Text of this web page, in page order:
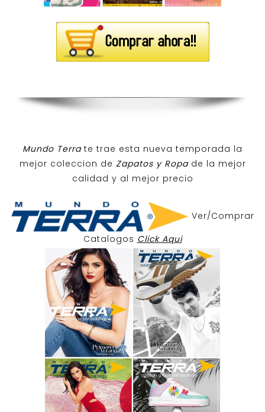
Mundo Terra te trae esta nueva temporada la
mejor coleccion de Zapatos y Ropa de la mejor
calidad y al mejor precio
Ver/Comprar
Catalogos Click Aqui